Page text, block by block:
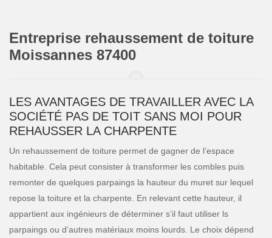
Entreprise rehaussement de toiture
Moissannes 87400
LES AVANTAGES DE TRAVAILLER AVEC LA
SOCIÉTÉ PAS DE TOIT SANS MOI POUR
REHAUSSER LA CHARPENTE
Un rehaussement de toiture permet de gagner de l’espace
habitable. Cela peut consister à transformer les combles puis
remonter de quelques parpaings la hauteur du muret sur lequel
repose la toiture et la charpente. En relevant cette hauteur, il
appartient aux ingénieurs de déterminer s’il faut utiliser ls
parpaings ou d’autres matériaux moins lourds. Le choix dépend